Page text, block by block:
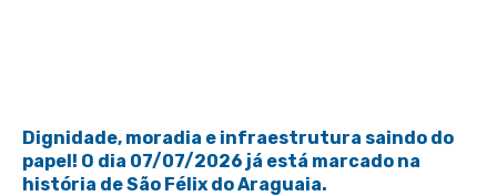
Dignidade, moradia e infraestrutura saindo do
papel! O dia 07/07/2026 já está marcado na
história de São Félix do Araguaia.